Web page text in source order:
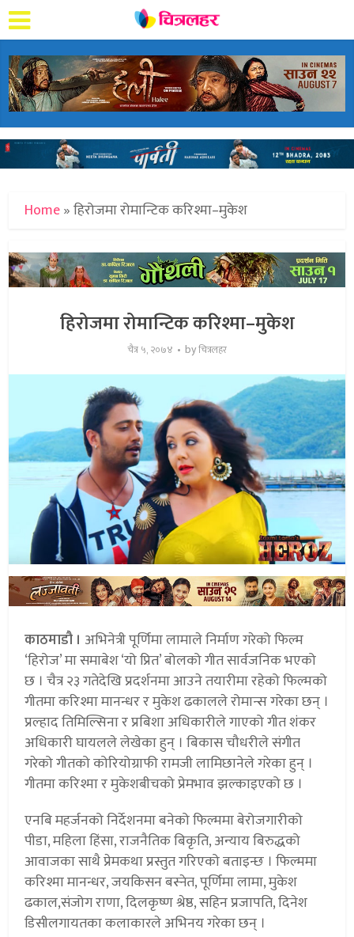
Home»हिरोजमा रोमान्टिक करिश्मा–मुकेश
हिरोजमा रोमान्टिक करिश्मा–मुकेश
चैत्र ५, २०७४ byचित्रलहर
काठमाडौ । अभिनेत्री पूर्णिमा लामाले निर्माण गरेको फिल्म
‘हिरोज’ मा समाबेश ‘यो प्रित’ बोलको गीत सार्वजनिक भएको
छ । चैत्र २३ गतेदेखि प्रदर्शनमा आउने तयारीमा रहेको फिल्मको
गीतमा करिश्मा मानन्धर र मुकेश ढकालले रोमान्स गरेका छन् ।
प्रल्हाद तिमिल्सिना र प्रबिशा अधिकारीले गाएको गीत शंकर
अधिकारी घायलले लेखेका हुन् । बिकास चौधरीले संगीत
गरेको गीतको कोरियोग्राफी रामजी लामिछानेले गरेका हुन् ।
गीतमा करिश्मा र मुकेशबीचको प्रेमभाव झल्काइएको छ ।
एनबि महर्जनको निर्देशनमा बनेको फिल्ममा बेरोजगारीको
पीडा, महिला हिंसा, राजनैतिक बिकृति, अन्याय बिरुद्धको
आवाजका साथै प्रेमकथा प्रस्तुत गरिएको बताइन्छ । फिल्ममा
करिश्मा मानन्धर, जयकिसन बस्नेत, पूर्णिमा लामा, मुकेश
ढकाल,संजोग राणा, दिलकृष्ण श्रेष्ठ, सहिन प्रजापति, दिनेश
डिसीलगायतका कलाकारले अभिनय गरेका छन् ।